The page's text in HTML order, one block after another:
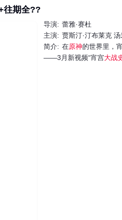
往期全??
导演: 蕾雅·赛杜
主演: 贾斯汀·汀布莱克
简介: 在原神的世界里，
——3月新视频“宵宫大战